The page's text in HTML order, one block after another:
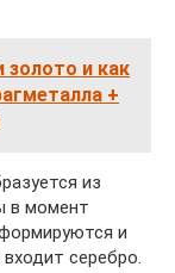
золото и как
+
из
в момент
и
серебро.